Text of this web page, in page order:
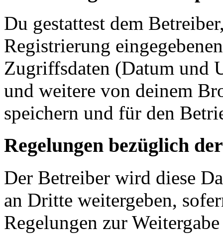
Du gestattest dem
Registrierung
Zugriffsdaten (Datum und
und weitere von deinem
speichern und für den
Regelungen bezüglich
Der Betreiber wird diese
an Dritte weitergeben,
Regelungen zur